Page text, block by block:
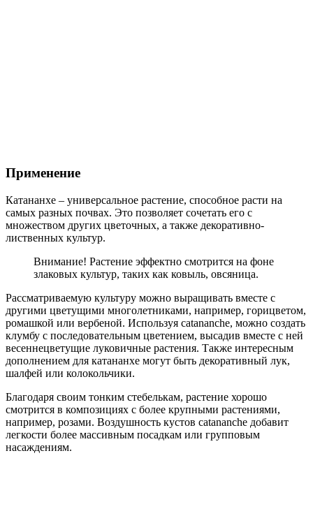
Применение
Катананхе – универсальное растение, способное расти на
самых разных почвах. Это позволяет сочетать его с
множеством других цветочных, а также декоративно-
лиственных культур.
Внимание! Растение эффектно смотрится на фоне
злаковых культур, таких как ковыль, овсяница.
Рассматриваемую культуру можно выращивать вместе с
другими цветущими многолетниками, например, горицветом,
ромашкой или вербеной. Используя catananche, можно создать
клумбу с последовательным цветением, высадив вместе с ней
весеннецветущие луковичные растения. Также интересным
дополнением для катананхе могут быть декоративный лук,
шалфей или колокольчики.
Благодаря своим тонким стебелькам, растение хорошо
смотрится в композициях с более крупными растениями,
например, розами. Воздушность кустов catananche добавит
легкости более массивным посадкам или групповым
насаждениям.